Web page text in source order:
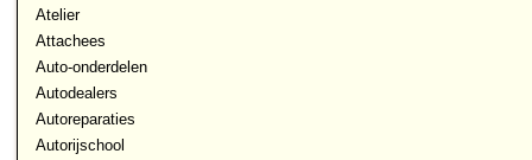
Atelier
Attachees
Auto-onderdelen
Autodealers
Autoreparaties
Autorijschool